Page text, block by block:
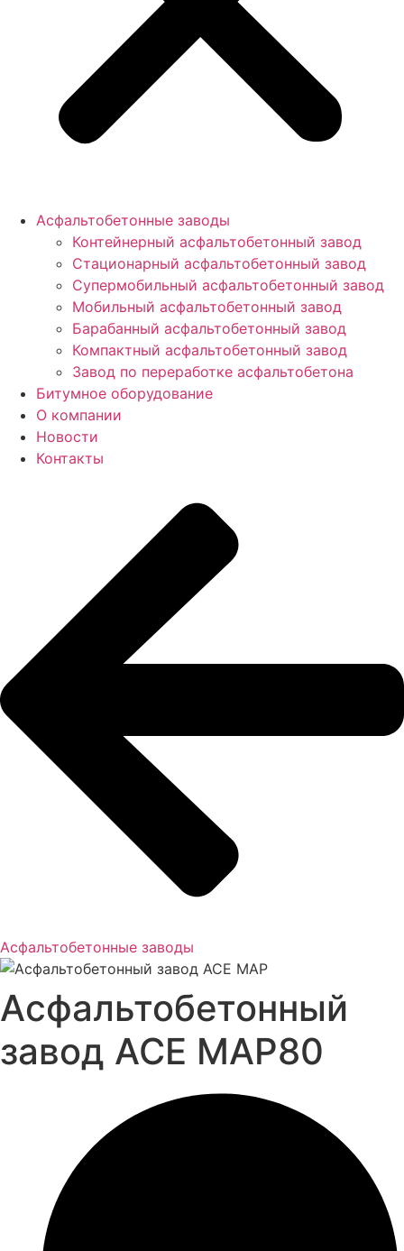
Асфальтобетонные заводы
Контейнерный асфальтобетонный завод
Стационарный асфальтобетонный завод
Супермобильный асфальтобетонный завод
Мобильный асфальтобетонный завод
Барабанный асфальтобетонный завод
Компактный асфальтобетонный завод
Завод по переработке асфальтобетона
Битумное оборудование
О компании
Новости
Контакты
Асфальтобетонные заводы
Асфальтобетонный
завод ACE MAP80